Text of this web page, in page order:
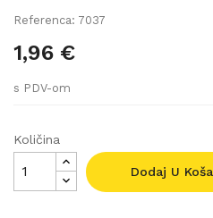
Referenca: 7037
1,96 €
s PDV-om
Količina
Dodaj U